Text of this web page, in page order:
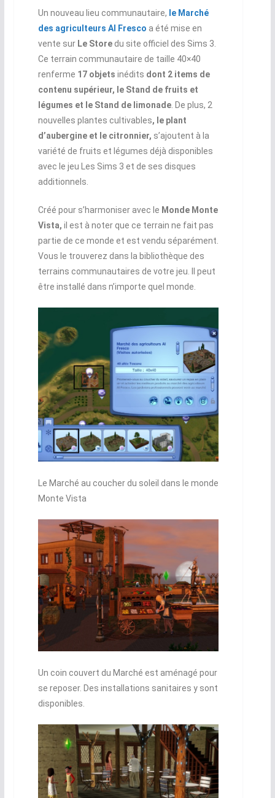
Un nouveau lieu communautaire, le Marché
des agriculteurs Al Fresco a été mise en
vente sur Le Storedu site officiel des Sims 3.
Ce terrain communautaire de taille 40×40
renferme 17 objets inédits dont 2 items de
contenu supérieur, le Stand de fruits et
légumes et le Stand de limonade. De plus, 2
nouvelles plantes cultivables, le plant
d’aubergine et le citronnier, s’ajoutent à la
variété de fruits et légumes déjà disponibles
avec le jeu Les Sims 3 et de ses disques
additionnels.
Créé pour s’harmoniser avec le Monde Monte
Vista, il est à noter que ce terrain ne fait pas
partie de ce monde et est vendu séparément.
Vous le trouverez dans la bibliothèque des
terrains communautaires de votre jeu. Il peut
être installé dans n’importe quel monde.
Le Marché au coucher du soleil dans le monde
Monte Vista
Un coin couvert du Marché est aménagé pour
se reposer. Des installations sanitaires y sont
disponibles.